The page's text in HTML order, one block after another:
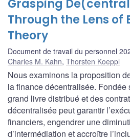
Grasping
Through the Lens of
Theory
Document de travail du personnel
Charles M. Kahn, Thorsten Koeppl
Nous examinons la proposition
la finance décentralisée. Fondée
grand livre distribué et des
décentralisée peut garantir
financiers, engendrer une
d’intermédiation et accroître